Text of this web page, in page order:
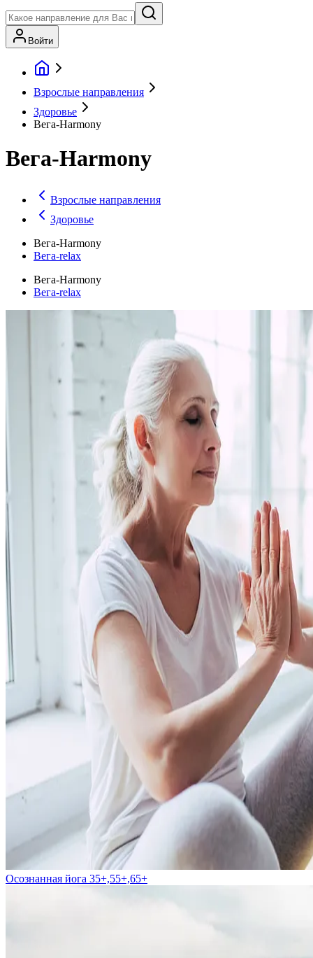
Войти
Взрослые направления
Здоровье
Вега-Harmony
Вега-Harmony
Взрослые направления
Здоровье
Вега-Harmony
Вега-relax
Вега-Harmony
Вега-relax
Осознанная йога 35+,55+,65+